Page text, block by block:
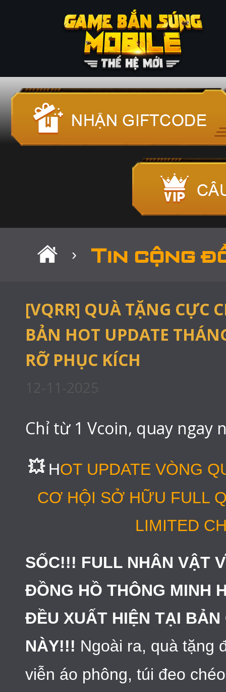
› Tin cộng
[VQRR] QUÀ TẶNG CỰC
BẢN HOT UPDATE
RỠ PHỤC KÍCH
Chỉ từ 1 Vcoin, quay ngay
💥 HOT UPDATE VÒNG
CƠ HỘI SỞ HỮU FULL
LIMITED
SỐC!!! FULL NHÂN VẬT
ĐỒNG HỒ THÔNG MINH
ĐỀU XUẤT HIỆN TẠI
NÀY!!! Ngoài ra, quà tặng
viễn áo phông, túi đeo